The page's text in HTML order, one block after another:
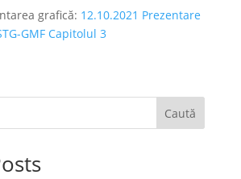
grafică: 12.10.2021 Prezentare
GMF Capitolul 3
Caută